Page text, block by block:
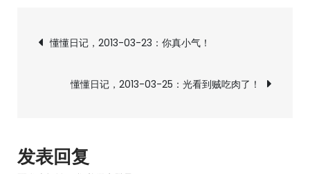
03-
文
航
懂懂日记，2013-03-23：你真小气！
懂懂日记，2013-03-25：光看到贼吃肉了！
发表回复